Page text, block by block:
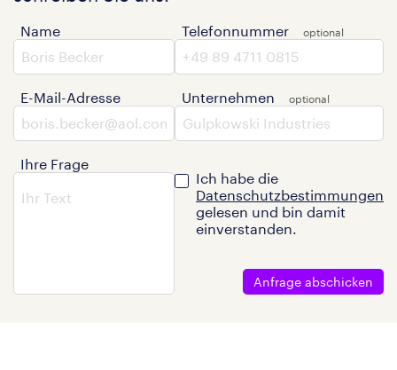
Name
E-Mail-Adresse
Ihre Frage
Telefonnummer
Unternehmen
Ich habe die
Datenschutzbestimmungen
gelesen und bin damit
einverstanden.
Anfrage abschicken